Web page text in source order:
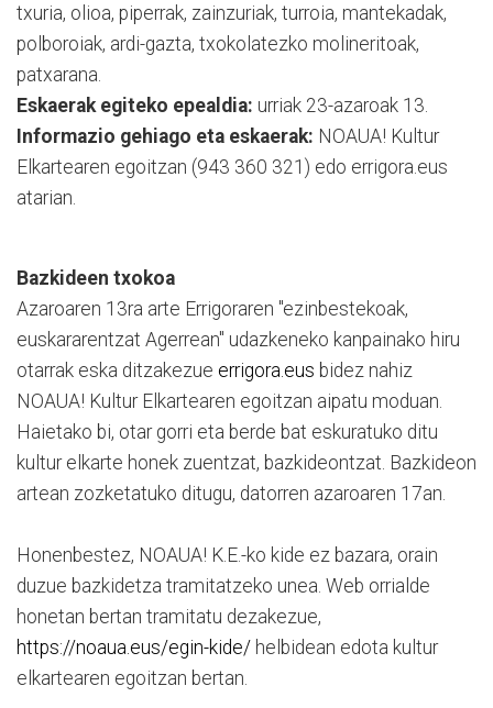
txuria, olioa, piperrak, zainzuriak, turroia, mantekadak,
polboroiak, ardi-gazta, txokolatezko molineritoak,
patxarana.
Eskaerak egiteko epealdia: urriak 23-azaroak 13.
Informazio gehiago eta eskaerak: NOAUA! Kultur
Elkartearen egoitzan (943 360 321) edo errigora.eus
atarian.
Bazkideen txokoa
Azaroaren 13ra arte Errigoraren "ezinbestekoak,
euskararentzat Agerrean" udazkeneko kanpainako hiru
otarrak eska ditzakezue errigora.eus bidez nahiz
NOAUA! Kultur Elkartearen egoitzan aipatu moduan.
Haietako bi, otar gorri eta berde bat eskuratuko ditu
kultur elkarte honek zuentzat, bazkideontzat. Bazkideon
artean zozketatuko ditugu, datorren azaroaren 17an.
Honenbestez, NOAUA! K.E.-ko kide ez bazara, orain
duzue bazkidetza tramitatzeko unea. Web orrialde
honetan bertan tramitatu dezakezue,
https://noaua.eus/egin-kide/ helbidean edota kultur
elkartearen egoitzan bertan.